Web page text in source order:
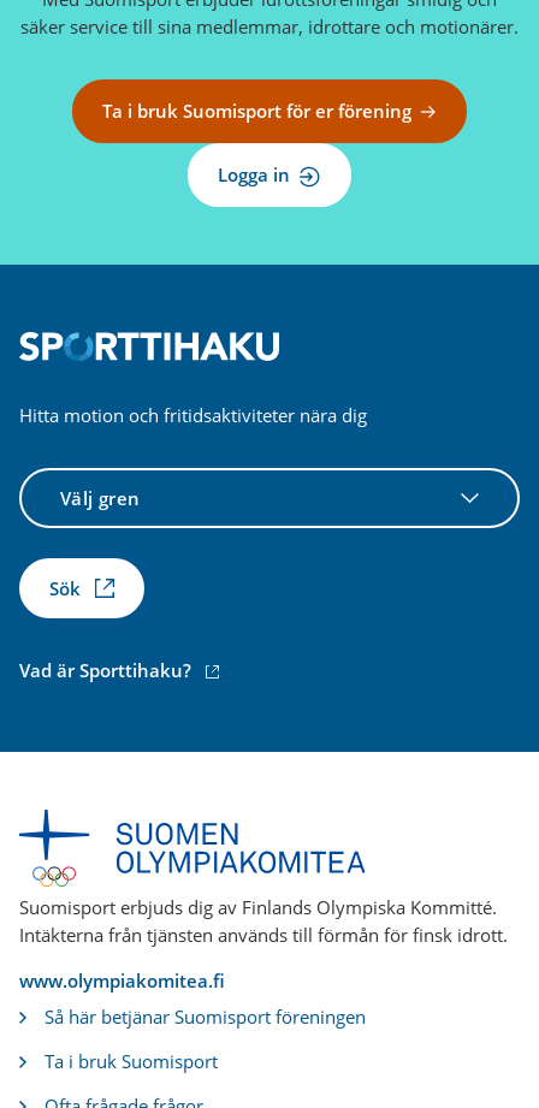
säker service till sina medlemmar, idrottare och motionärer.
Ta i bruk Suomisport för er förening
Logga in
Hitta motion och fritidsaktiviteter nära dig
Välj
gren
Sök
Vad är Sporttihaku? (extern
Suomisport erbjuds dig av Finlands Olympiska Kommitté.
Intäkterna från tjänsten används till förmån för finsk idrott.
www.olympiakomitea.fi
Så här betjänar Suomisport föreningen
Ta i bruk Suomisport